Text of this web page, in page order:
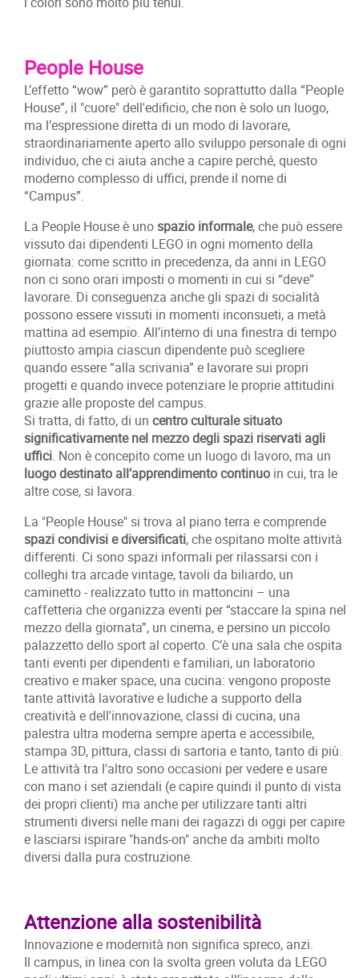
People House
L’effetto “wow” però è garantito soprattutto dalla “People
House”, il "cuore" dell'edificio, che non è solo un luogo,
ma l’espressione diretta di un modo di lavorare,
straordinariamente aperto allo sviluppo personale di ogni
individuo, che ci aiuta anche a capire perché, questo
moderno complesso di uffici, prende il nome di
“Campus”.
La People House è uno spazio informale, che può essere
vissuto dai dipendenti LEGO in ogni momento della
giornata: come scritto in precedenza, da anni in LEGO
non ci sono orari imposti o momenti in cui si “deve”
lavorare. Di conseguenza anche gli spazi di socialità
possono essere vissuti in momenti inconsueti, a metà
mattina ad esempio. All’interno di una finestra di tempo
piuttosto ampia ciascun dipendente può scegliere
quando essere “alla scrivania” e lavorare sui propri
progetti e quando invece potenziare le proprie attitudini
grazie alle proposte del campus.
Si tratta, di fatto, di un centro culturale situato
significativamente nel mezzo degli spazi riservati agli
uffici. Non è concepito come un luogo di lavoro, ma un
luogo destinato all’apprendimento continuo in cui, tra le
altre cose, si lavora.
La "People House" si trova al piano terra e comprende
spazi condivisi e diversificati, che ospitano molte attività
differenti. Ci sono spazi informali per rilassarsi con i
colleghi tra arcade vintage, tavoli da biliardo, un
caminetto - realizzato tutto in mattoncini – una
caffetteria che organizza eventi per “staccare la spina nel
mezzo della giornata”, un cinema, e persino un piccolo
palazzetto dello sport al coperto. C’è una sala che ospita
tanti eventi per dipendenti e familiari, un laboratorio
creativo e maker space, una cucina: vengono proposte
tante attività lavorative e ludiche a supporto della
creatività e dell'innovazione, classi di cucina, una
palestra ultra moderna sempre aperta e accessibile,
stampa 3D, pittura, classi di sartoria e tanto, tanto di più.
Le attività tra l'altro sono occasioni per vedere e usare
con mano i set aziendali (e capire quindi il punto di vista
dei propri clienti) ma anche per utilizzare tanti altri
strumenti diversi nelle mani dei ragazzi di oggi per capire
e lasciarsi ispirare "hands-on" anche da ambiti molto
diversi dalla pura costruzione.
Attenzione alla sostenibilità
Innovazione e modernità non significa spreco, anzi.
Il campus, in linea con la svolta green voluta da LEGO